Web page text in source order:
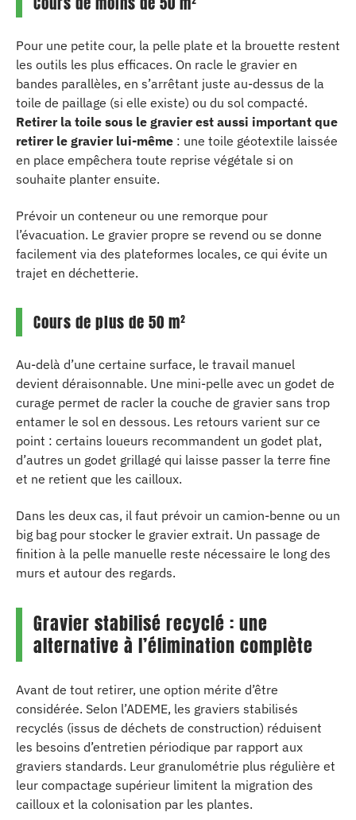
Pour une petite cour, la pelle plate et la brouette restent
les outils les plus efficaces. On racle le gravier en
bandes parallèles, en s’arrêtant juste au-dessus de la
toile de paillage (si elle existe) ou du sol compacté.
Retirer la toile sous le gravier est aussi important que
retirer le gravier lui-même : une toile géotextile laissée
en place empêchera toute reprise végétale si on
souhaite planter ensuite.
Prévoir un conteneur ou une remorque pour
l’évacuation. Le gravier propre se revend ou se donne
facilement via des plateformes locales, ce qui évite un
trajet en déchetterie.
Cours de plus de 50 m²
Au-delà d’une certaine surface, le travail manuel
devient déraisonnable. Une mini-pelle avec un godet de
curage permet de racler la couche de gravier sans trop
entamer le sol en dessous. Les retours varient sur ce
point : certains loueurs recommandent un godet plat,
d’autres un godet grillagé qui laisse passer la terre fine
et ne retient que les cailloux.
Dans les deux cas, il faut prévoir un camion-benne ou un
big bag pour stocker le gravier extrait. Un passage de
finition à la pelle manuelle reste nécessaire le long des
murs et autour des regards.
Gravier stabilisé recyclé : une
alternative à l’élimination complète
Avant de tout retirer, une option mérite d’être
considérée. Selon l’ADEME, les graviers stabilisés
recyclés (issus de déchets de construction) réduisent
les besoins d’entretien périodique par rapport aux
graviers standards. Leur granulométrie plus régulière et
leur compactage supérieur limitent la migration des
cailloux et la colonisation par les plantes.